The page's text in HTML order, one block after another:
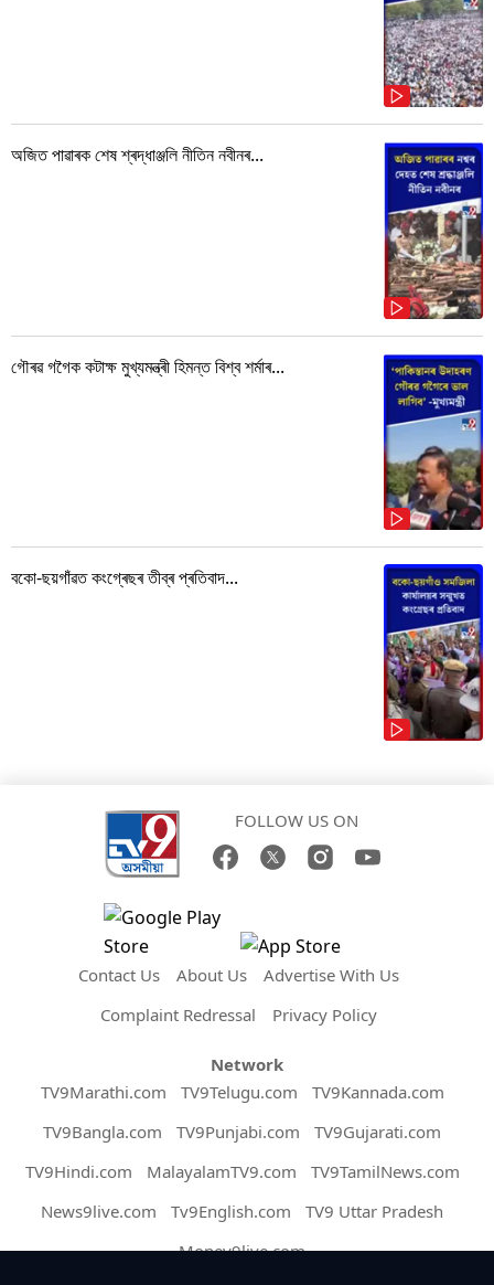
অজিত পাৱাৰক শেষ শ্ৰদ্ধাঞ্জলি নীতিন নবীনৰ...
গৌৰৱ গগৈক কটাক্ষ মুখ্যমন্ত্ৰী হিমন্ত বিশ্ব শৰ্মাৰ...
বকো-ছয়গাঁৱত কংগ্ৰেছৰ তীব্ৰ প্ৰতিবাদ...
FOLLOW US ON
Contact Us About Us
Advertise With Us
Complaint Redressal
Privacy Policy
Network
TV9Marathi.com
TV9Telugu.com
TV9Kannada.com
TV9Bangla.com
TV9Punjabi.com
TV9Gujarati.com
TV9Hindi.com
MalayalamTV9.com
TV9TamilNews.com
News9live.com
Tv9English.com
TV9 Uttar Pradesh
Money9live.com